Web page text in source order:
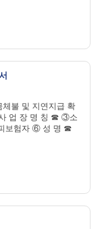
체불 및 지연지급 확
업 장 명 칭 ☎ ③소
보험자 ⑥ 성 명 ☎